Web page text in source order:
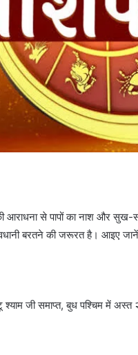
से पापों का नाश और सुख-
बरतने की जरूरत है। आइए जानें
जी समाप्त, बुध पश्चिम में